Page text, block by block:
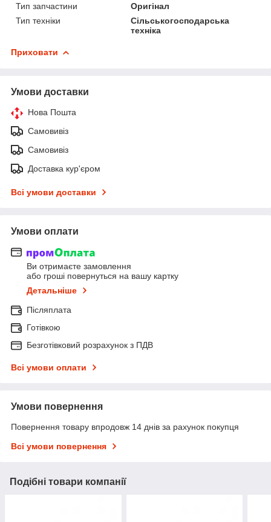
Тип запчастини
Оригінал
Тип техніки
Сільськогосподарська
техніка
Приховати
Умови доставки
Нова Пошта
Самовивіз
Самовивіз
Доставка кур'єром
Всі умови доставки
Умови оплати
Ви отримаєте замовлення
або гроші повернуться на вашу картку
Детальніше
Післяплата
Готівкою
Безготівковий розрахунок з ПДВ
Всі умови оплати
Умови повернення
Повернення товару впродовж 14 днів за рахунок покупця
Всі умови повернення
Подібні товари компанії